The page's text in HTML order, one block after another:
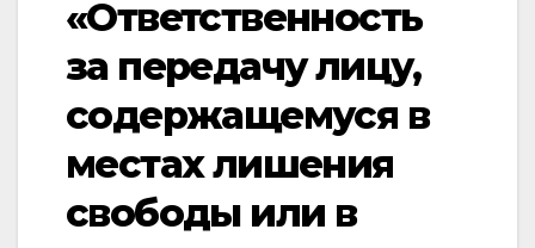
«Ответственность
за передачу лицу,
содержащемуся в
местах лишения
свободы или в